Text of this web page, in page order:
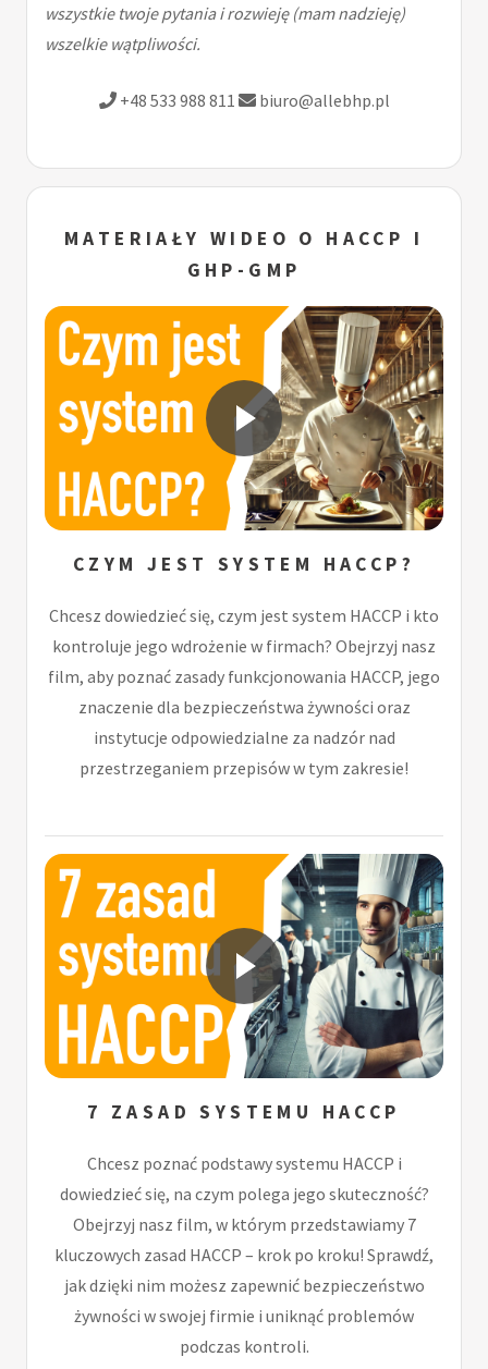
wszystkie twoje pytania i rozwieję (mam nadzieję)
wszelkie wątpliwości.
+48 533 988 811 biuro@allebhp.pl
MATERIAŁY WIDEO O HACCP I
GHP-GMP
CZYM JEST SYSTEM HACCP?
Chcesz dowiedzieć się, czym jest system HACCP i kto
kontroluje jego wdrożenie w firmach? Obejrzyj nasz
film, aby poznać zasady funkcjonowania HACCP, jego
znaczenie dla bezpieczeństwa żywności oraz
instytucje odpowiedzialne za nadzór nad
przestrzeganiem przepisów w tym zakresie!
7 ZASAD SYSTEMU HACCP
Chcesz poznać podstawy systemu HACCP i
dowiedzieć się, na czym polega jego skuteczność?
Obejrzyj nasz film, w którym przedstawiamy 7
kluczowych zasad HACCP – krok po kroku! Sprawdź,
jak dzięki nim możesz zapewnić bezpieczeństwo
żywności w swojej firmie i uniknąć problemów
podczas kontroli.